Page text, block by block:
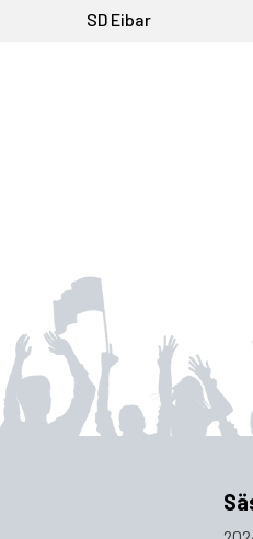
SD Eibar